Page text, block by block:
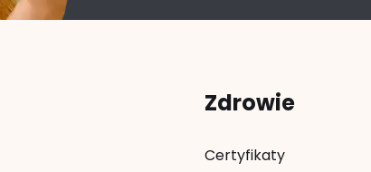
Zdrowie
Certyfikaty